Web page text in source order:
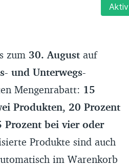
Erfahrungsportal
Academy
Finanzcoach
Über uns
Aktiv
zum 30. Augustauf
und Unterwegs-
Mengenrabatt: 15
Produkten, 20 Prozent
bei vier oder
Produkte sind auch
im Warenkorb